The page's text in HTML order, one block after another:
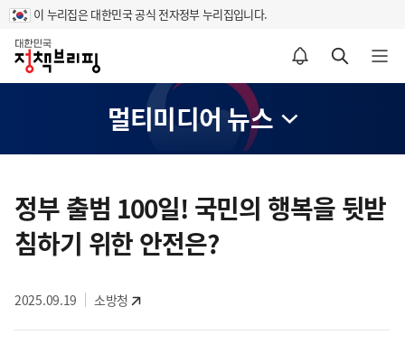
이 누리집은 대한민국 공식 전자정부 누리집입니다.
홈
알림설정 바로가기 검색 바로가기 메뉴 열기
멀티미디어 뉴스
텐
츠
영
정부 출범 100일! 국민의 행복을 뒷받
침하기 위한 안전은?
2025.09.19 소방청